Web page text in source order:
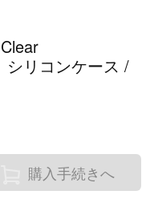
シリコンケース /
購入手続きへ